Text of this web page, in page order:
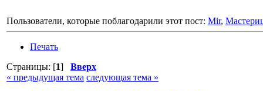
Пользователи, которые поблагодарили этот пост: Mir,
Печать
Страницы: [1] Вверх
« предыдущая тема следующая тема »